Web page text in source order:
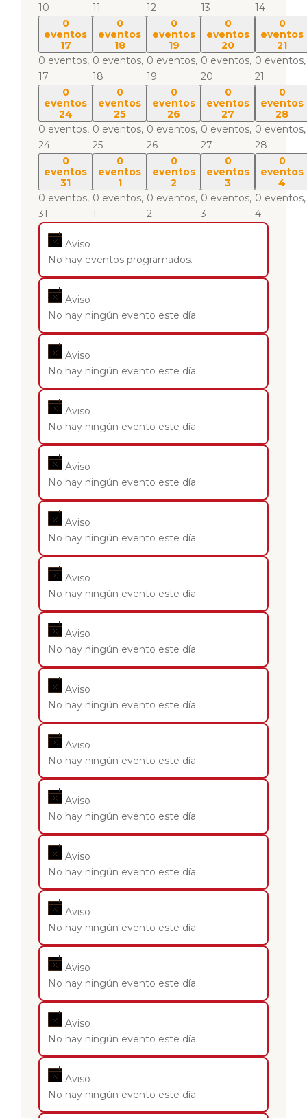
10
11
12
13
14
0
eventos
17
0 eventos,
17
0
eventos
18
0 eventos,
18
0
eventos
19
0 eventos,
19
0
eventos
20
0 eventos,
20
0
eventos
21
0 eventos,
21
0
eventos
24
0 eventos,
24
0
eventos
25
0 eventos,
25
0
eventos
26
0 eventos,
26
0
eventos
27
0 eventos,
27
0
eventos
28
0 eventos,
28
0
eventos
31
0 eventos,
31
0
eventos
1
0 eventos,
1
0
eventos
2
0 eventos,
2
0
eventos
3
0 eventos,
3
0
eventos
4
0 eventos,
4
Aviso
No hay eventos programados.
Aviso
No hay ningún evento este día.
Aviso
No hay ningún evento este día.
Aviso
No hay ningún evento este día.
Aviso
No hay ningún evento este día.
Aviso
No hay ningún evento este día.
Aviso
No hay ningún evento este día.
Aviso
No hay ningún evento este día.
Aviso
No hay ningún evento este día.
Aviso
No hay ningún evento este día.
Aviso
No hay ningún evento este día.
Aviso
No hay ningún evento este día.
Aviso
No hay ningún evento este día.
Aviso
No hay ningún evento este día.
Aviso
No hay ningún evento este día.
Aviso
No hay ningún evento este día.